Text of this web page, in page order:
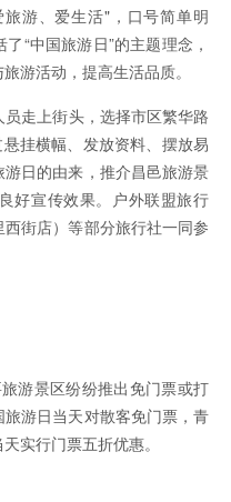
游、爱生活"，口号简单明
“中国旅游日”的主题理念，
游活动，提高生活品质。
走上街头，选择市区繁华路
挂横幅、发放资料、摆放易
日的由来，推介昌邑旅游景
好宣传效果。户外联盟旅行
街店）等部分旅行社一同参
游景区纷纷推出免门票或打
游日当天对散客免门票，青
实行门票五折优惠。